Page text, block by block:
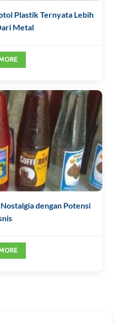
Plastik Ternyata Lebih
Metal
dengan Potensi